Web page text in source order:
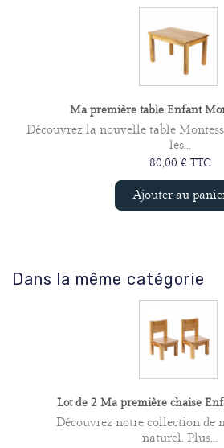
Ma première table Enfant
Découvrez la nouvelle table
les...
80,00 € TTC
Ajouter au
Dans la même catégorie
Lot de 2 Ma première chaise
Découvrez notre collection de
naturel. Plus...